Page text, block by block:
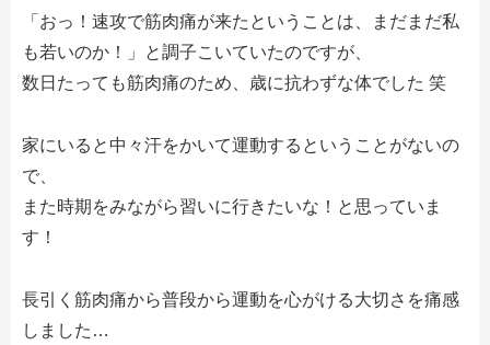
「おっ！速攻で筋肉痛が来たということは、まだまだ私
も若いのか！」と調子こいていたのですが、
数日たっても筋肉痛のため、歳に抗わずな体でした 笑
家にいると中々汗をかいて運動するということがないの
で、
また時期をみながら習いに行きたいな！と思っていま
す！
長引く筋肉痛から普段から運動を心がける大切さを痛感
しました…